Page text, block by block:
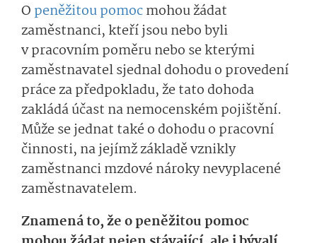
O peněžitou pomocmohou žádat
zaměstnanci, kteří jsou nebo byli
v pracovním poměru nebo se kterými
zaměstnavatel sjednal dohodu o provedení
práce za předpokladu, že tato dohoda
zakládá účast na nemocenském pojištění.
Může se jednat také o dohodu o pracovní
činnosti, na jejímž základě vznikly
zaměstnanci mzdové nároky nevyplacené
zaměstnavatelem.
Znamená to, že o peněžitou pomoc